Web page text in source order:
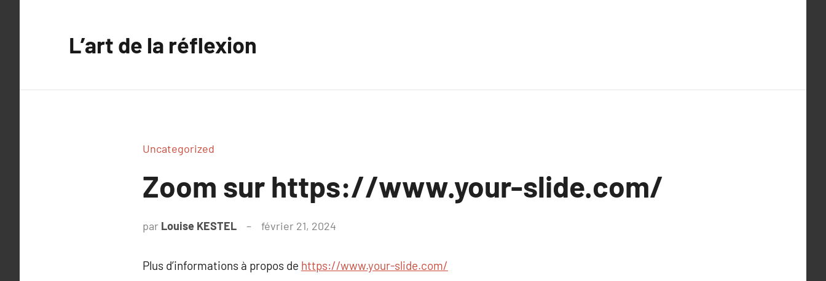
L’art de la réflexion
Uncategorized
Zoom sur https://www.your-slide.com/
par Louise KESTEL février 21, 2024
Plus d’informations à propos de https://www.your-slide.com/